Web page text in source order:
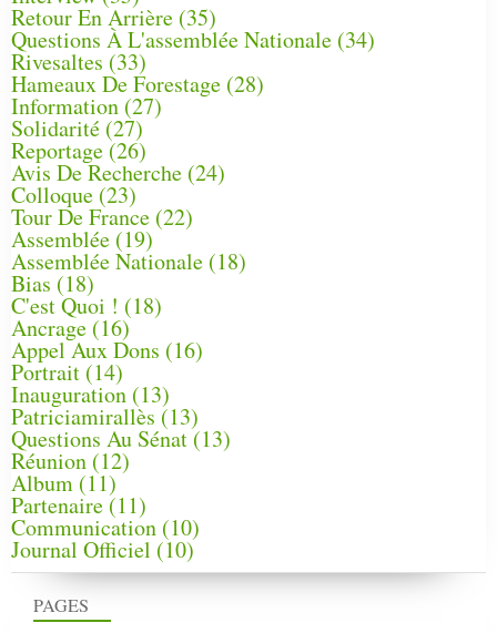
PAGES
Retour En Arrière (35)
Questions À L'assemblée Nationale (34)
Rivesaltes (33)
Hameaux De Forestage (28)
Information (27)
Solidarité (27)
Reportage (26)
Avis De Recherche (24)
Colloque (23)
Tour De France (22)
Assemblée (19)
Assemblée Nationale (18)
Bias (18)
C'est Quoi ! (18)
Ancrage (16)
Appel Aux Dons (16)
Portrait (14)
Inauguration (13)
Patriciamirallès (13)
Questions Au Sénat(13)
Réunion (12)
Album (11)
Partenaire(11)
Communication (10)
Journal Officiel (10)